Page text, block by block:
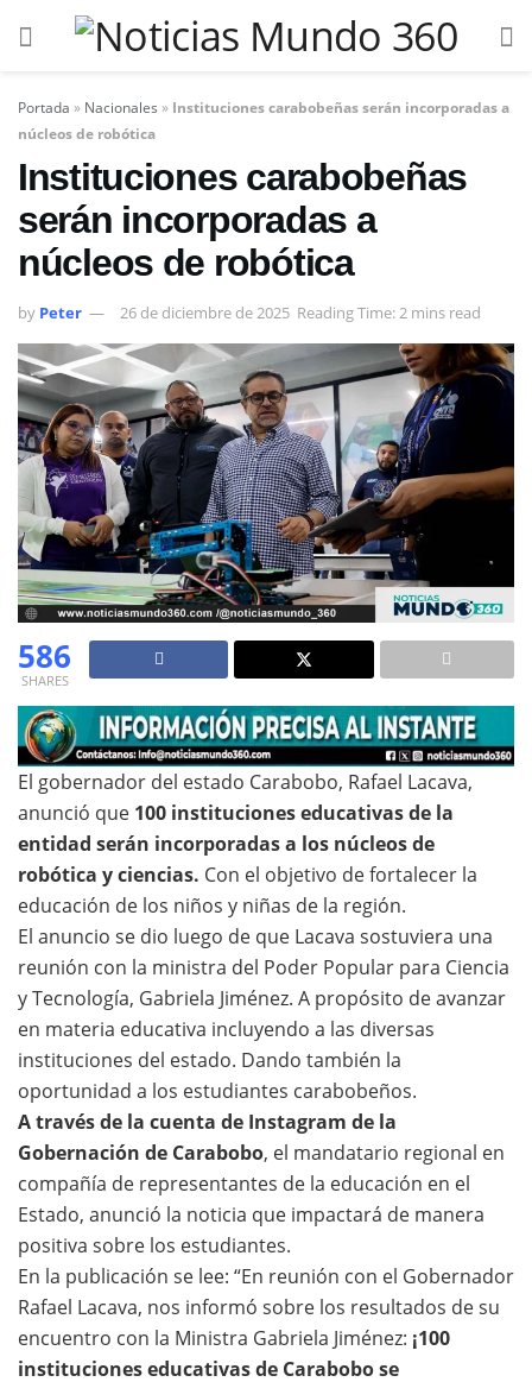
Portada » Nacionales » Instituciones carabobeñas serán incorporadas a
núcleos de robótica
Instituciones carabobeñas
serán incorporadas a
núcleos de robótica
by Peter 26 de diciembre de 2025 Reading Time: 2 mins read
586
SHARES
El gobernador del estado Carabobo, Rafael Lacava,
anunció que 100 instituciones educativas de la
entidad serán incorporadas a los núcleos de
robótica y ciencias. Con el objetivo de fortalecer la
educación de los niños y niñas de la región.
El anuncio se dio luego de que Lacava sostuviera una
reunión con la ministra del Poder Popular para Ciencia
y Tecnología, Gabriela Jiménez. A propósito de avanzar
en materia educativa incluyendo a las diversas
instituciones del estado. Dando también la
oportunidad a los estudiantes carabobeños.
A través de la cuenta de Instagram de la
Gobernación de Carabobo, el mandatario regional en
compañía de representantes de la educación en el
Estado, anunció la noticia que impactará de manera
positiva sobre los estudiantes.
En la publicación se lee: “En reunión con el Gobernador
Rafael Lacava, nos informó sobre los resultados de su
encuentro con la Ministra Gabriela Jiménez: ¡100
instituciones educativas de Carabobo se